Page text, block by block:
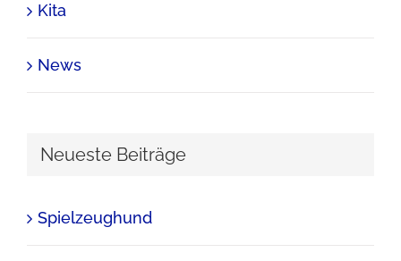
Kita
News
Neueste Beiträge
Spielzeughund